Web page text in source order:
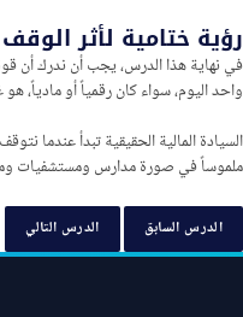
رؤية ختامية لأثر
في نهاية هذا الدرس، يجب أن ندرك أن
واحد اليوم، سواء كان رقمياً أو مادياً،
السيادة المالية الحقيقية تبدأ عندما
ملموساً في صورة مدارس ومستشفيات ومراكز
الدرس السابق الدرس التالي